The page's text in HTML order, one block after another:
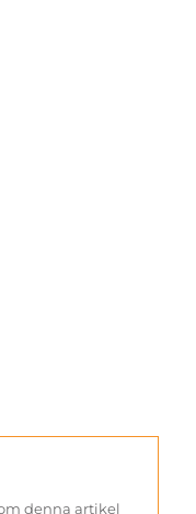
denna artikel